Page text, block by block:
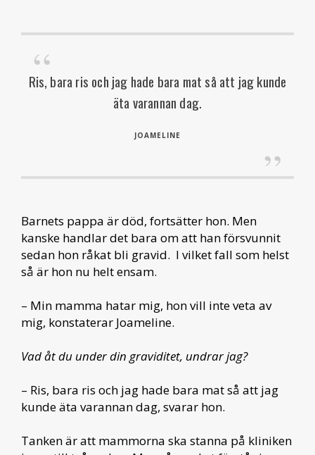
Ris, bara ris och jag hade bara mat så att jag kunde
äta varannan dag.
JOAMELINE
Barnets pappa är död, fortsätter hon. Men
kanske handlar det bara om att han försvunnit
sedan hon råkat bli gravid. I vilket fall som helst
så är hon nu helt ensam.
– Min mamma hatar mig, hon vill inte veta av
mig, konstaterar Joameline.
Vad åt du under din graviditet, undrar jag?
– Ris, bara ris och jag hade bara mat så att jag
kunde äta varannan dag, svarar hon.
Tanken är att mammorna ska stanna på kliniken